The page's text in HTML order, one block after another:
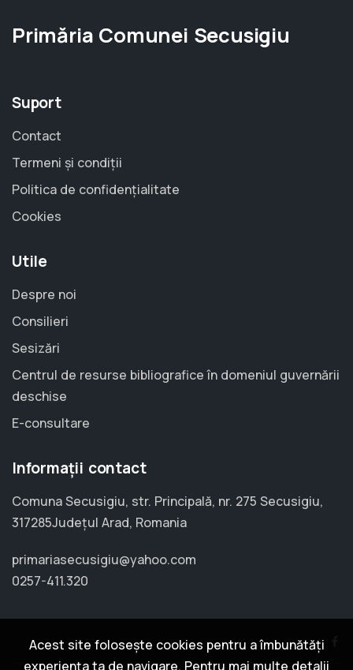
Primăria Comunei Secusigiu
Suport
Contact
Termeni și condiții
Politica de confidențialitate
Cookies
Utile
Despre noi
Consilieri
Sesizări
Centrul de resurse bibliografice în domeniul guvernării
deschise
E-consultare
Informații contact
Comuna Secusigiu, str. Principală, nr. 275 Secusigiu,
317285Județul Arad, Romania
primariasecusigiu@yahoo.com
0257-411.320
Acest site folosește cookies pentru a îmbunătăți
experiența ta de navigare. Pentru mai multe detalii